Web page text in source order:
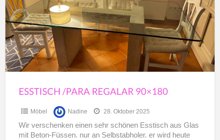
90×180
ESSTISCH /PARA REGALAR 90×180
Möbel Nadine 28. Oktober 2025
Wir verschenken einen sehr schönen Esstisch aus Glas
mit Beton-Füssen. nur an Selbstabholer. er wird heute